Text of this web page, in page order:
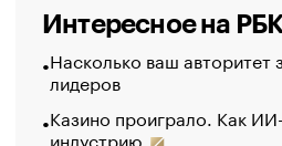
Интересное на
Насколько ваш авторитет
лидеров
Казино проиграло. Как
индустрию